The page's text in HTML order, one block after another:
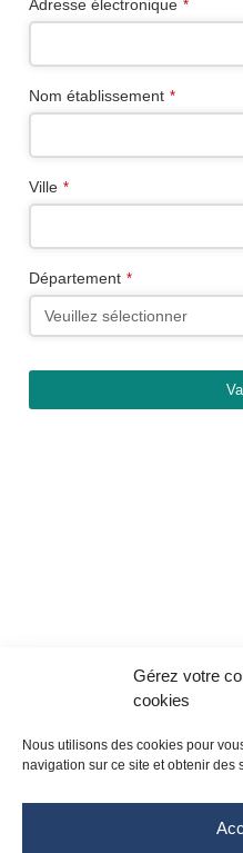
Gérez votre
cookies
Nous utilisons des cookies pour
navigation sur ce site et obtenir des
Email
Adresse électronique *
Nom établissement *
Ville *
Département *